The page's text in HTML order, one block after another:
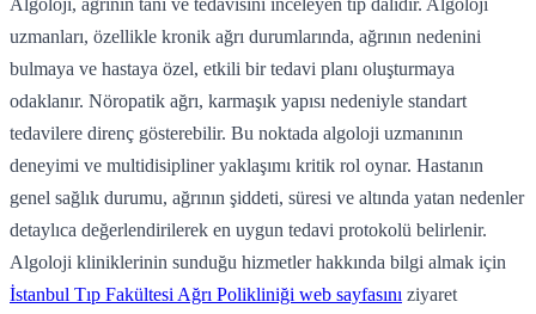
uzmanları, özellikle kronik ağrı durumlarında, ağrının nedenini
bulmaya ve hastaya özel, etkili bir tedavi planı oluşturmaya
odaklanır. Nöropatik ağrı, karmaşık yapısı nedeniyle standart
tedavilere direnç gösterebilir. Bu noktada algoloji uzmanının
deneyimi ve multidisipliner yaklaşımı kritik rol oynar. Hastanın
genel sağlık durumu, ağrının şiddeti, süresi ve altında yatan nedenler
detaylıca değerlendirilerek en uygun tedavi protokolü belirlenir.
Algoloji kliniklerinin sunduğu hizmetler hakkında bilgi almak için
İstanbul Tıp Fakültesi Ağrı Polikliniği web sayfasını ziyaret